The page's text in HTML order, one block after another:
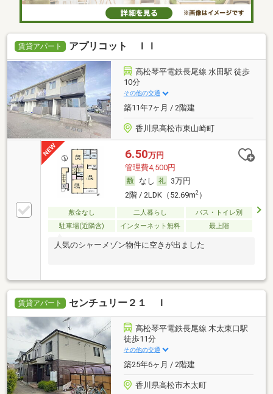
賃貸アパート アプリコット ＩＩ
高松琴平電鉄長尾線 水田駅 徒歩
10分
その他の交通
築11年7ヶ月 / 2階建
香川県高松市東山崎町
6.50万円
管理費4,500円
なし
3万円
2階 / 2LDK（52.69m2）
敷金なし 二人暮らし
バス・トイレ別
駐車場(近隣含)
インターネット無料 最上階
人気のシャーメゾン物件に空きが出ました
賃貸アパート センチュリー２１ Ｉ
高松琴平電鉄長尾線 木太東口駅
徒歩11分
その他の交通
築25年6ヶ月 / 2階建
香川県高松市木太町